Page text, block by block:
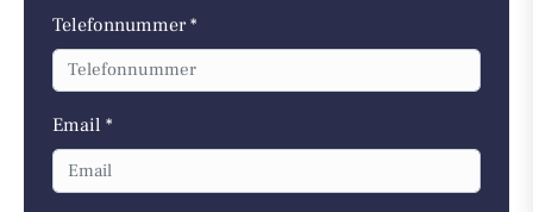
Telefonnummer *
Email *